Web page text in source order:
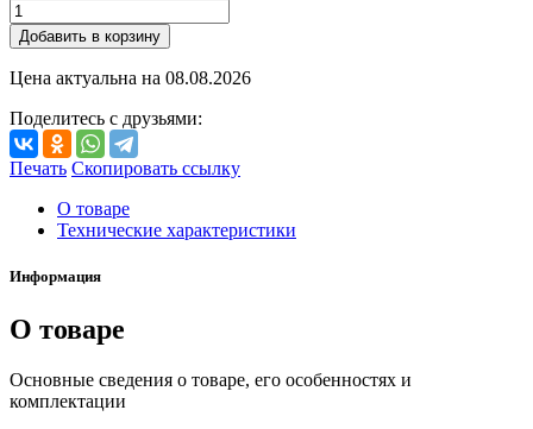
Добавить в корзину
Цена актуальна на 08.08.2026
Поделитесь с друзьями:
Печать Скопировать ссылку
О товаре
Технические характеристики
Информация
О товаре
Основные сведения о товаре, его особенностях и
комплектации